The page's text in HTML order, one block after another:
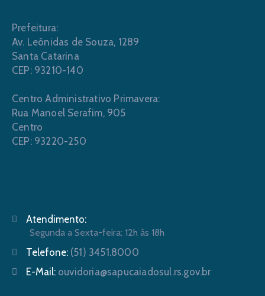
Prefeitura:
Av. Leônidas de Souza, 1289
Santa Catarina
CEP: 93210-140
Centro Administrativo Primavera:
Rua Manoel Serafim, 905
Centro
CEP: 93220-250
Atendimento:
Segunda a Sexta-feira: 12h às 18h
Telefone: (51) 3451.8000
E-Mail: ouvidoria@sapucaiadosul.rs.gov.br